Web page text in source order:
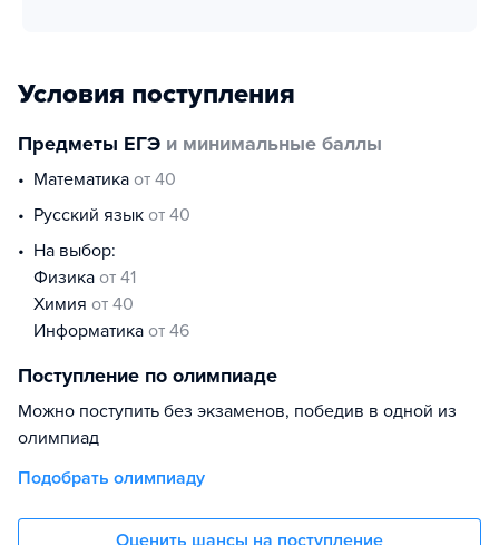
Условия поступления
Предметы ЕГЭ и минимальные баллы
математика от 40
русский язык от 40
На выбор:
физика от 41
химия от 40
информатика от 46
Поступление по олимпиаде
Можно поступить без экзаменов, победив в одной из
олимпиад
Подобрать олимпиаду
Оценить шансы на поступление